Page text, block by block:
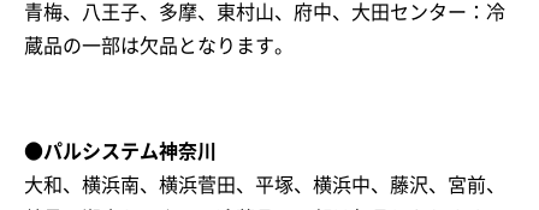
青梅、八王子、多摩、東村山、府中、大田センター：冷
蔵品の一部は欠品となります。
●パルシステム神奈川
大和、横浜南、横浜菅田、平塚、横浜中、藤沢、宮前、